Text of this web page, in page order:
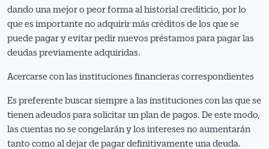
dando una mejor o peor forma al historial crediticio, por lo
que es importante no adquirir más créditos de los que se
puede pagar y evitar pedir nuevos préstamos para pagar las
deudas previamente adquiridas.
Acercarse con las instituciones financieras correspondientes
Es preferente buscar siempre a las instituciones con las que se
tienen adeudos para solicitar un plan de pagos. De este modo,
las cuentas no se congelarán y los intereses no aumentarán
tanto como al dejar de pagar definitivamente una deuda.